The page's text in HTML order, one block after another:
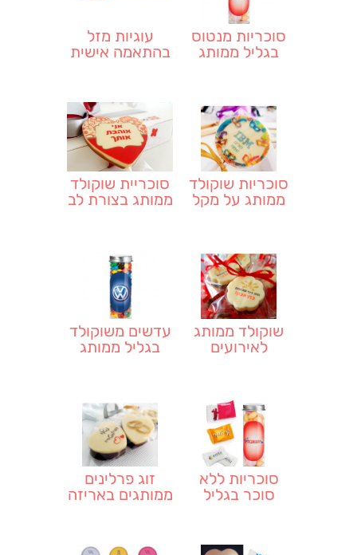
סוכריות מנטוס
בגליל ממותג
עוגיות מזל
בהתאמה אישית
סוכריות שוקולד
ממותג על מקל
סוכריית שוקולד
ממותג בצורת לב
שוקולד ממותג
לאירועים
עדשים משוקולד
בגליל ממותג
סוכריות ללא
סוכר בגליל
זוג פרלינים
ממותגים באריזה